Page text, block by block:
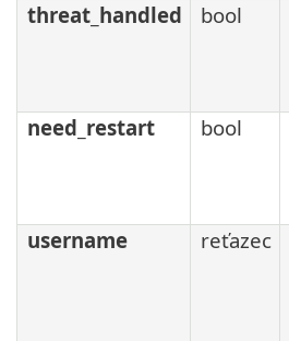
threat_handled
bool
need_restart
bool
username
reťazec